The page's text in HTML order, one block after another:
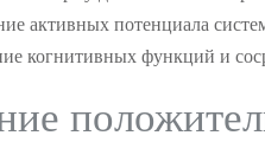
активных потенциала
когнитивных функций и